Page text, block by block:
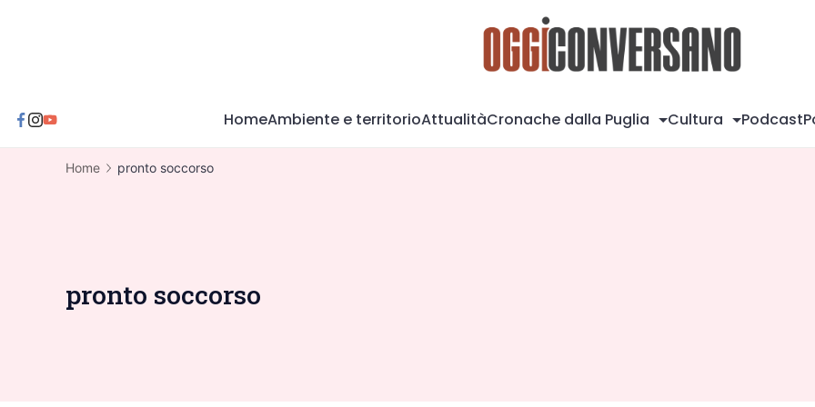
HomeAmbiente e territorioAttualitàCronache dalla Puglia Cultura Podcast
Home pronto soccorso
pronto soccorso